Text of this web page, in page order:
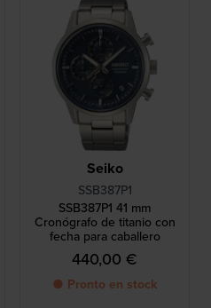
Seiko
SSB387P1
SSB387P1 41 mm
Cronógrafo de titanio con
fecha para caballero
440,00 €
● Pronto en stock